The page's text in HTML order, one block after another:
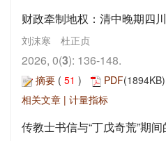
财政牵制地权：清中晚期四
刘沫寒 杜正贞
2026, 0(3): 136-148.
摘要 ( 51 ) PDF
相关文章 | 计量指标
传教士书信与“丁戊奇荒”期